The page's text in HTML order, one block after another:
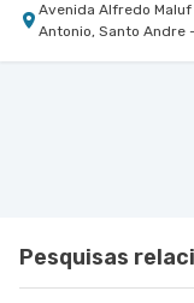
Avenida Alfredo
Antonio, Santo Andre
Centro Médico
Rua Jose de Melo nr.
Centro Médico
Avenida Alvaro
Pesquisas